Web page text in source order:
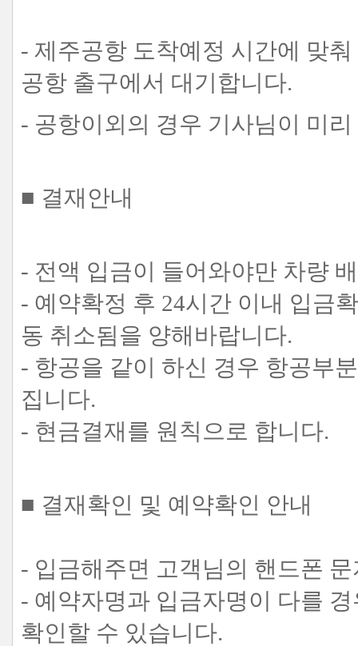
- 제주공항 도착예정 시간에 맞
공항 출구에서 대기합니다.
- 공항이외의 경우 기사님이 미
■ 결재안내
- 전액 입금이 들어와야만 차량
- 예약확정 후 24시간 이내 입금
동 취소됨을 양해바랍니다.
- 항공을 같이 하신 경우 항공부
집니다.
- 현금결재를 원칙으로 합니다.
■ 결재확인 및 예약확인 안내
- 입금해주면 고객님의 핸드폰
- 예약자명과 입금자명이 다를
확인할 수 있습니다.